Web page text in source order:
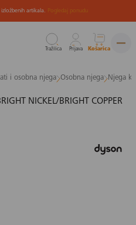
artikala. Pogledaj ponudu
Tražilica Prijava Košarica
i osobna njega Osobna njega Njega
NICKEL/BRIGHT COPPER